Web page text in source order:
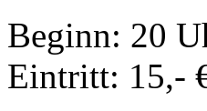
Beginn: 20
Eintritt: 15,-